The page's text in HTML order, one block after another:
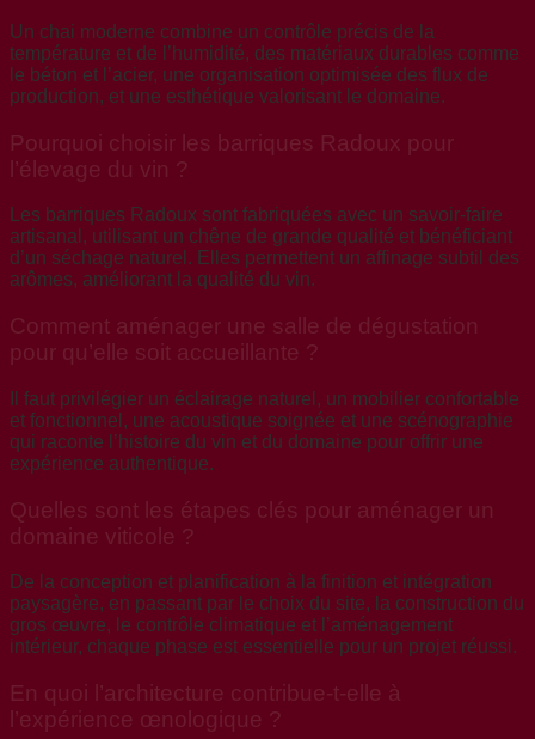
Un chai moderne combine un contrôle précis de la
température et de l’humidité, des matériaux durables comme
le béton et l’acier, une organisation optimisée des flux de
production, et une esthétique valorisant le domaine.
Pourquoi choisir les barriques Radoux pour
l’élevage du vin ?
Les barriques Radoux sont fabriquées avec un savoir-faire
artisanal, utilisant un chêne de grande qualité et bénéficiant
d’un séchage naturel. Elles permettent un affinage subtil des
arômes, améliorant la qualité du vin.
Comment aménager une salle de dégustation
pour qu’elle soit accueillante ?
Il faut privilégier un éclairage naturel, un mobilier confortable
et fonctionnel, une acoustique soignée et une scénographie
qui raconte l’histoire du vin et du domaine pour offrir une
expérience authentique.
Quelles sont les étapes clés pour aménager un
domaine viticole ?
De la conception et planification à la finition et intégration
paysagère, en passant par le choix du site, la construction du
gros œuvre, le contrôle climatique et l’aménagement
intérieur, chaque phase est essentielle pour un projet réussi.
En quoi l’architecture contribue-t-elle à
l’expérience œnologique ?